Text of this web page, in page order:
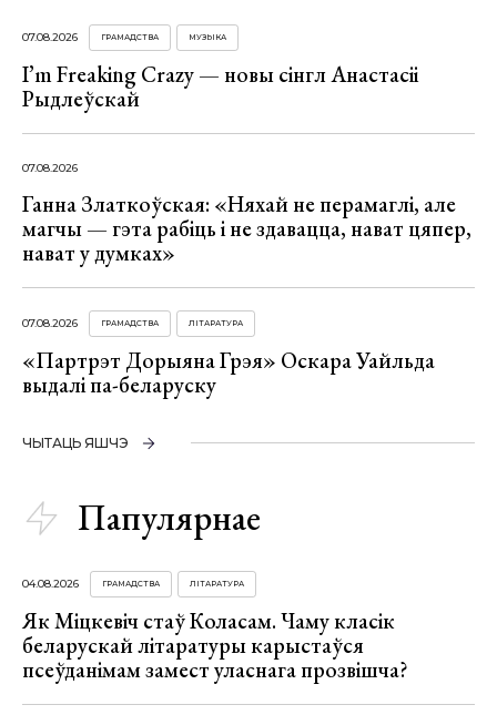
07.08.2026 ГРАМАДСТВА МУЗЫКА
I’m Freaking Crazy — новы сінгл Анастасіі
Рыдлеўскай
07.08.2026
Ганна Златкоўская: «Няхай не перамаглі, але
магчы — гэта рабіць і не здавацца, нават цяпер,
нават у думках»
07.08.2026 ГРАМАДСТВА ЛІТАРАТУРА
«Партрэт Дорыяна Грэя» Оскара Уайльда
выдалі па-беларуску
ЧЫТАЦЬ ЯШЧЭ
Папулярнае
04.08.2026 ГРАМАДСТВА ЛІТАРАТУРА
Як Міцкевіч стаў Коласам. Чаму класік
беларускай літаратуры карыстаўся
псеўданімам замест уласнага прозвішча?